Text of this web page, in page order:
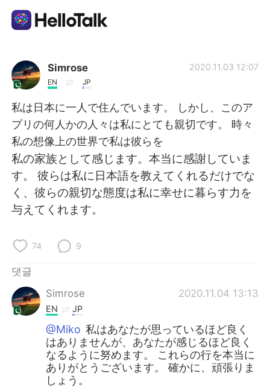
언어 교환 앱
AI Grammar Checker
한국어
English 简体中文
繁體中文
العربية
Deutsch
Русский
Indonesia Italiano
Türkçe Tiếng Việt
Simrose
EN JP
2020.11.03 12:07
私は日本に一人で住んでいます。 しかし、このア
プリの何人かの人々は私にとても親切です。 時々
私の想像上の世界で私は彼らを
私の家族として感じます。本当に感謝していま
す。 彼らは私に日本語を教えてくれるだけでな
く、彼らの親切な態度は私に幸せに暮らす力を
与えてくれます。
74 9
댓글
Simrose
2020.11.04 13:13
EN JP
@Miko 私はあなたが思っているほど良く
はありませんが、あなたが感じるほど良く
なるように努めます。 これらの行を本当に
ありがとうございます。 確かに、頑張りま
しょう。